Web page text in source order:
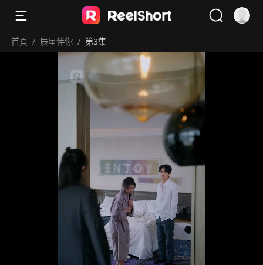
首頁 / 辰星伴你 / 第3集